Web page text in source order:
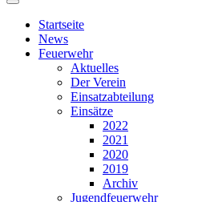
Startseite
News
Feuerwehr
Aktuelles
Der Verein
Einsatzabteilung
Einsätze
2022
2021
2020
2019
Archiv
Jugendfeuerwehr